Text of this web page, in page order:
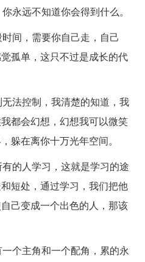
永远不知道你会得到什么。
间，需要你自己走，自己
孤单，这只不过是成长的代
法控制，我清楚的知道，我
都会幻想，幻想我可以微笑
躲在离你十万光年空间。
的人学习，这就是学习的途
短处，通过学习，我们把他
己变成一个出色的人，那该
个主角和一个配角，累的永